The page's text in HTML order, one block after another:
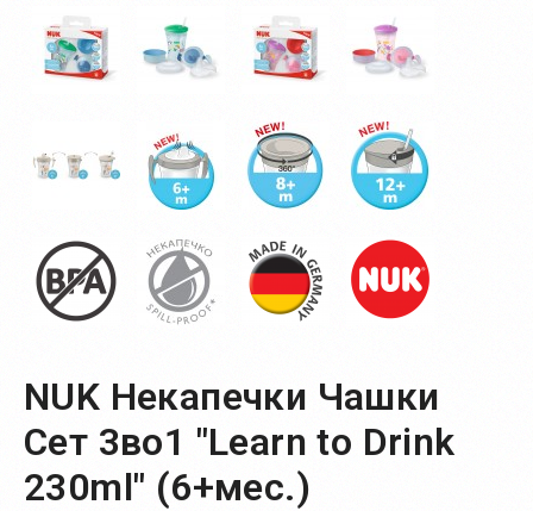
NUK Некапечки Чашки
Сет 3во1 "Learn to Drink
230ml" (6+мес.)